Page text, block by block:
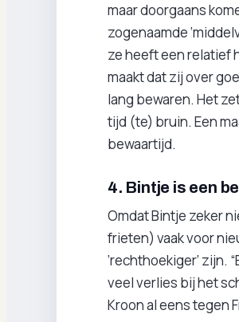
maar doorgaans
zogenaamde
ze heeft een relatief
maakt dat zij over
lang bewaren. Het
tijd (te) bruin. Een
bewaartijd.
4. Bintje is een
Omdat Bintje zeker
frieten) vaak voor
‘rechthoekiger’ zijn.
veel verlies bij het
Kroon al eens tegen